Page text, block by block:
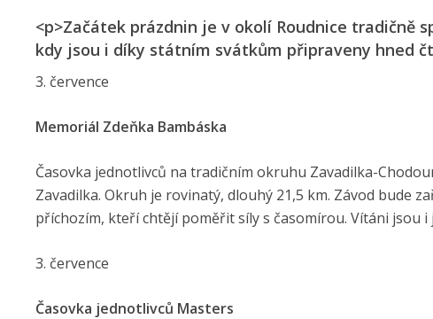
<p>Začátek prázdnin je v okolí Roudnice
kdy jsou i díky státním svátkům připraveny hned
3. července
Memoriál Zdeňka Bambáska
Časovka jednotlivců na tradičním okruhu Zavadilka-
Zavadilka. Okruh je rovinatý, dlouhý 21,5 km. Závod bude
příchozím, kteří chtějí poměřit síly s časomírou. Vítáni jsou i
3. července
Časovka jednotlivců Masters